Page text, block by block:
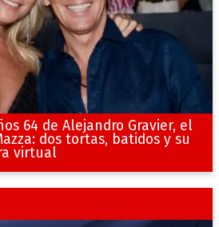
64 de Alejandro Gravier, el
dos tortas, batidos y su
virtual